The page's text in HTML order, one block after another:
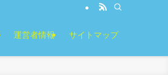
運営者情報 サイトマップ